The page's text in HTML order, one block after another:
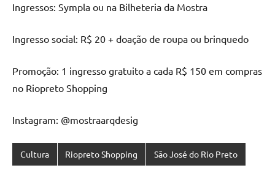
Ingressos: Sympla ou na Bilheteria da Mostra
Ingresso social: R$ 20 + doação de roupa ou brinquedo
Promoção: 1 ingresso gratuito a cada R$ 150 em compras
no Riopreto Shopping
Instagram: @mostraarqdesig
Cultura Riopreto Shopping São José do Rio Preto